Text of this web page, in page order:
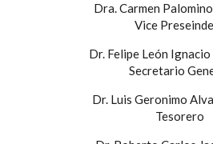
Dra. Carmen
Vice
Dr. Felipe León
Secretario
Dr. Luis Geronimo
Tesorero